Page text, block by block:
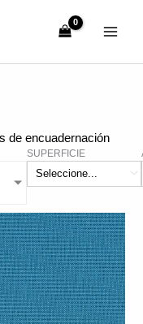
de encuadernación
SUPERFICIE